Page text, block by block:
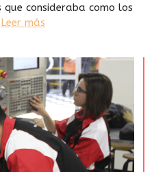
consideraba como los
Leer más